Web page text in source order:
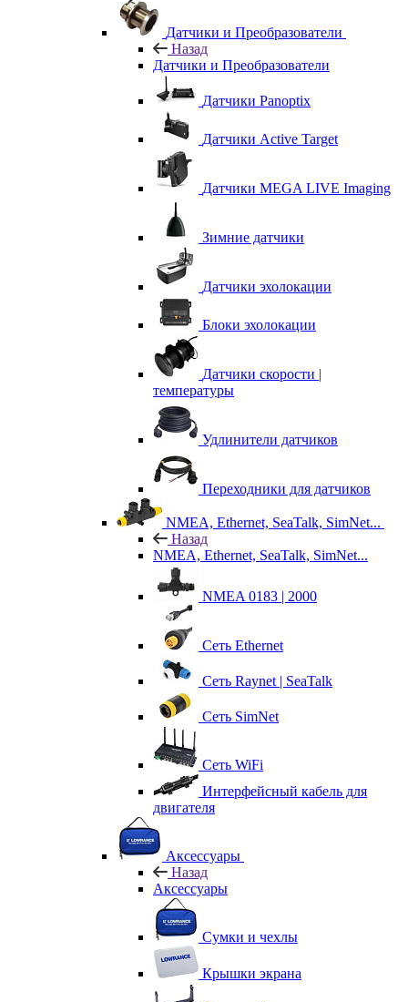
Датчики и Преобразователи
Назад
Датчики и Преобразователи
Датчики Panoptix
Датчики Active Target
Датчики MEGA LIVE Imaging
Зимние датчики
Датчики эхолокации
Блоки эхолокации
Датчики скорости |
температуры
Удлинители датчиков
Переходники для датчиков
NMEA, Ethernet, SeaTalk, SimNet...
Назад
NMEA, Ethernet, SeaTalk, SimNet...
NMEA 0183 | 2000
Сеть Ethernet
Сеть Raynet | SeaTalk
Сеть SimNet
Сеть WiFi
Интерфейсный кабель для
двигателя
Аксессуары
Назад
Аксессуары
Сумки и чехлы
Крышки экрана